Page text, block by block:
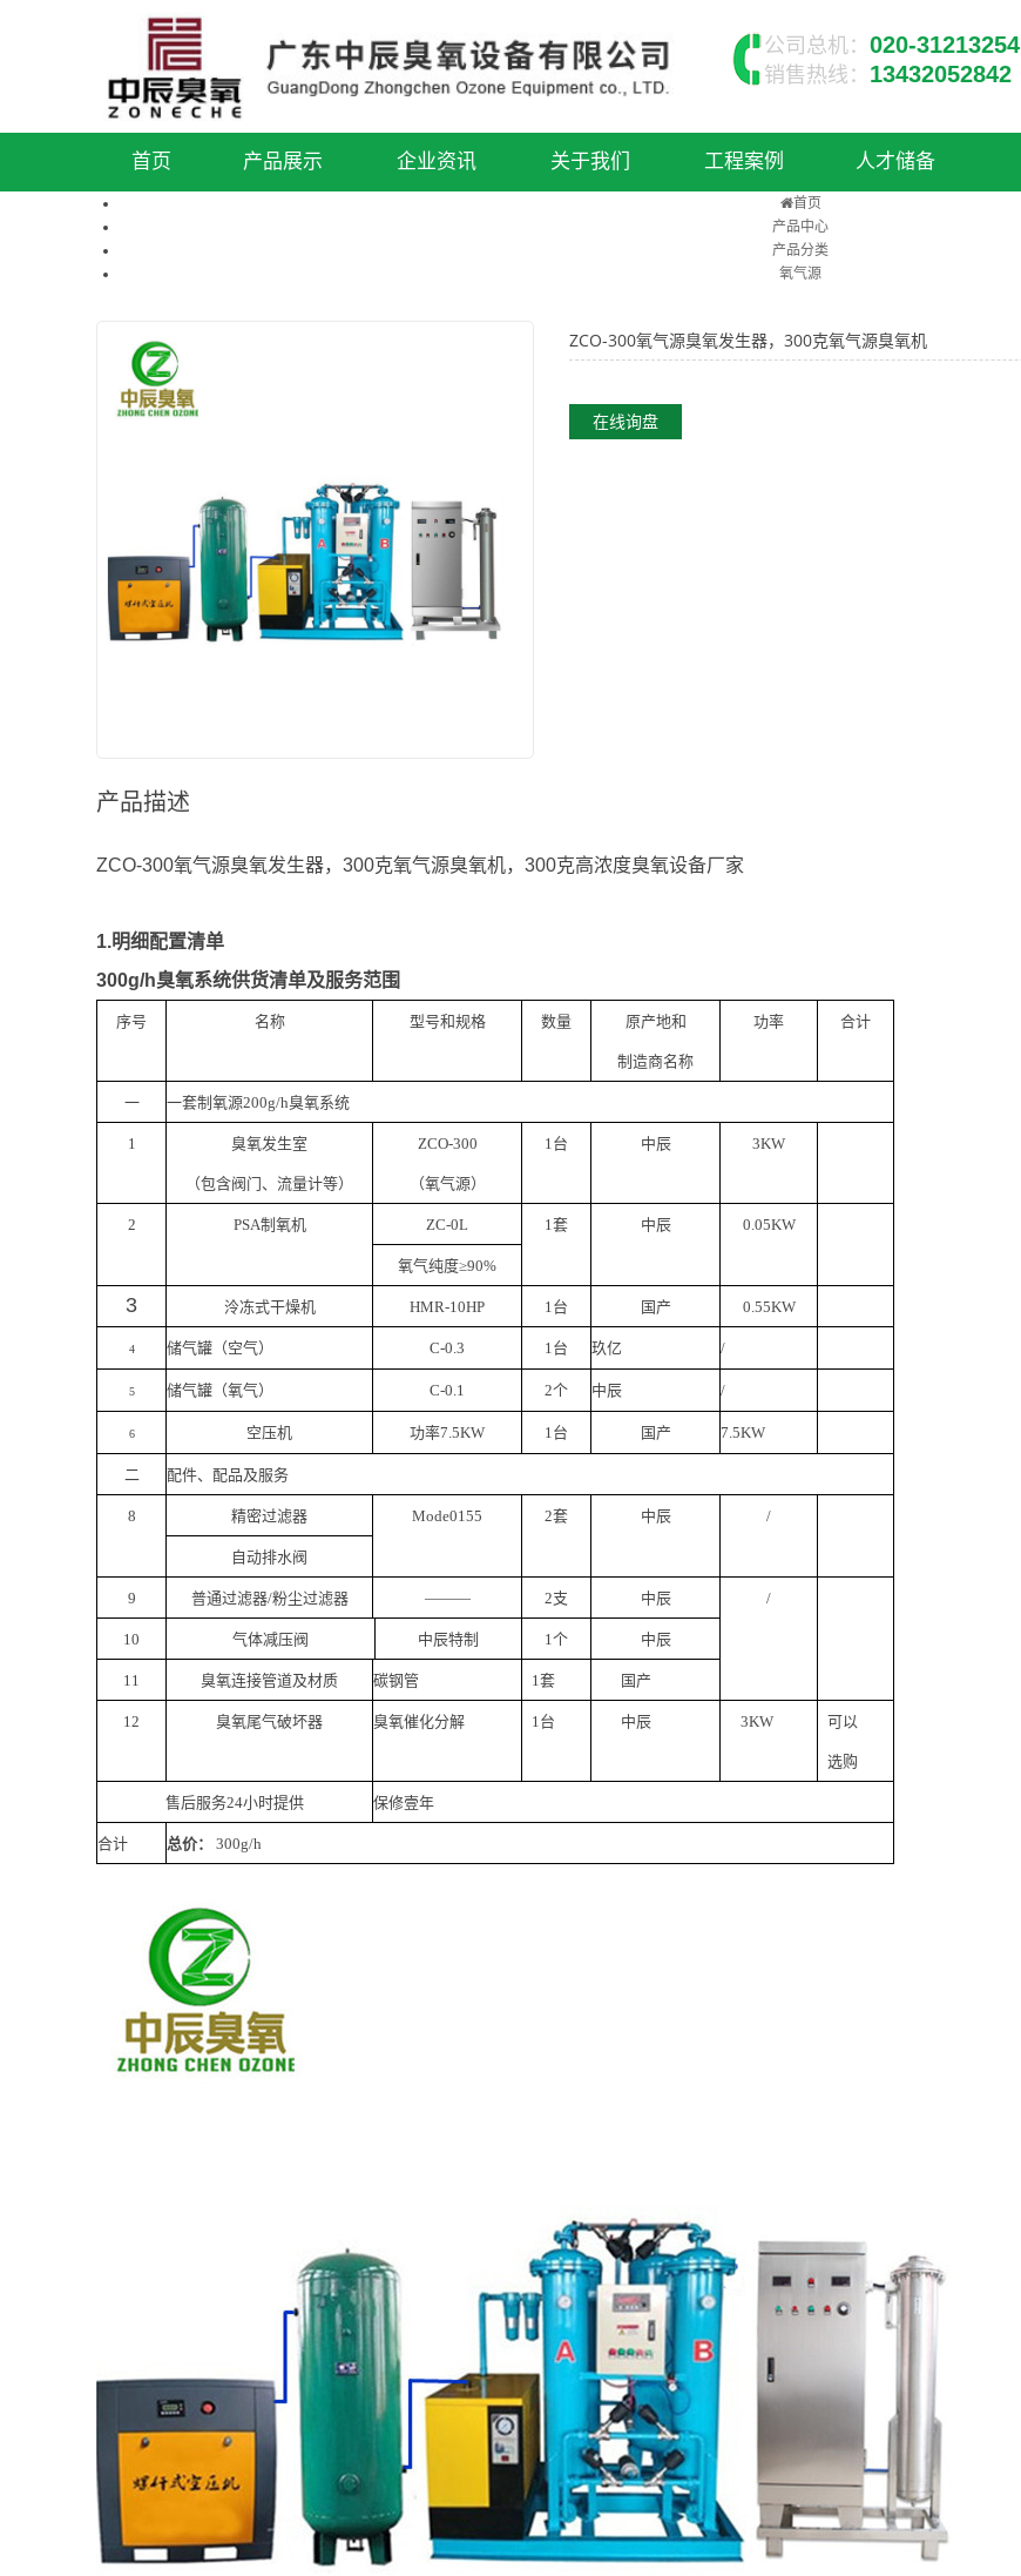
公司总机： 020-31213254
销售热线： 13432052842
首页 产品展示 企业资讯 关于我们 工程案例 人才储备
首页
产品中心
产品分类
氧气源
ZCO-300氧气源臭氧发生器，300克氧气源臭氧机
在线询盘
产品描述
ZCO-300氧气源臭氧发生器，300克氧气源臭氧机，300克高浓度臭氧设备厂家
1.明细配置清单
300g/h臭氧系统供货清单及服务范围
序号 名称 型号和规格 数量 原产地和
制造商名称
功率 合计
一 一套制氧源200g/h臭氧系统
1 臭氧发生室
（包含阀门、流量计等）
ZCO-300
（氧气源）
1台 中辰 3KW
2 PSA制氧机 ZC-0L 1套 中辰 0.05KW
氧气纯度≥90%
3 泠冻式干燥机 HMR-10HP 1台 国产 0.55KW
4 储气罐（空气） C-0.3 1台 玖亿 /
5 储气罐（氧气） C-0.1 2个 中辰 /
6 空压机 功率7.5KW 1台 国产 7.5KW
二 配件、配品及服务
8 精密过滤器 Mode0155 2套 中辰 /
自动排水阀
9 普通过滤器/粉尘过滤器 ——— 2支 中辰 /
10 气体减压阀 中辰特制 1个 中辰
11 臭氧连接管道及材质 碳钢管 1套 国产
12 臭氧尾气破坏器 臭氧催化分解 1台 中辰 3KW 可以
选购
售后服务24小时提供 保修壹年
合计 总价： 300g/h